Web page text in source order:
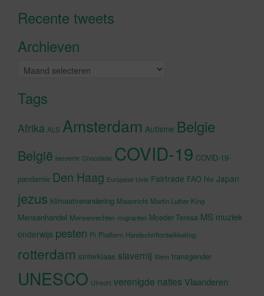
Recente tweetsKlik om marketing cookies te
Archieven
Archieven
Tags
Afrika ALS Amsterdam Autisme Belgie
België beroerte Chocolade COVID-19 COVID-19-
pandemie Den Haag Europese Unie Fairtrade FAO hiv Japan
jezus klimaatverandering Maastricht Martin Luther King
Mensenhandel Mensenrechten migranten Moeder Teresa MS muziek
onderwijs pesten Pi Platform Handschriftontwikkeling
rotterdam sinterklaas slavernij Stem transgender
UNESCO Utrecht verenigde naties Vlaanderen